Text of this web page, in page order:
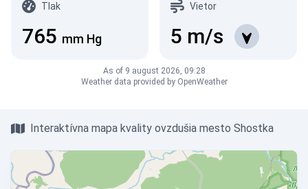
Tlak
765 mm Hg
Vietor
5 m/s
As of 9 august 2026, 09:28
Weather data provided by OpenWeather
Interaktívna mapa kvality ovzdušia mesto Shostka